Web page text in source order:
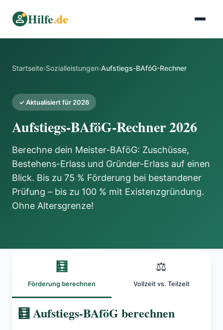
Hilfe.de
Startseite›Sozialleistungen›Aufstiegs-BAföG-Rechner
✓ Aktualisiert für 2026
Aufstiegs-BAföG-Rechner 2026
Berechne dein Meister-BAföG: Zuschüsse,
Bestehens-Erlass und Gründer-Erlass auf einen
Blick. Bis zu 75 % Förderung bei bestandener
Prüfung – bis zu 100 % mit Existenzgründung.
Ohne Altersgrenze!
🧮
Förderung berechnen
⚖️
Vollzeit vs. Teilzeit
🧮 Aufstiegs-BAföG berechnen